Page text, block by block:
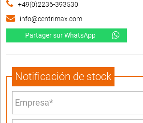
+49(0)2236-393530
info@centrimax.com
Partager sur WhatsApp
Notificación de stock